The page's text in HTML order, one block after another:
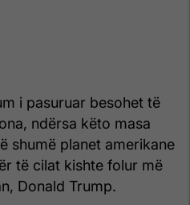
i pasuruar besohet të
ndërsa këto masa
shumë planet amerikane
të cilat kishte folur më
Donald Trump.